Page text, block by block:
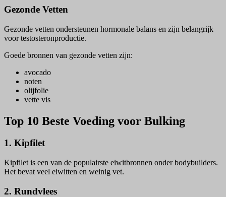
Gezonde Vetten
Gezonde vetten ondersteunen hormonale balans en zijn belangrijk
voor testosteronproductie.
Goede bronnen van gezonde vetten zijn:
avocado
noten
olijfolie
vette vis
Top 10 Beste Voeding voor Bulking
1. Kipfilet
Kipfilet is een van de populairste eiwitbronnen onder bodybuilders.
Het bevat veel eiwitten en weinig vet.
2. Rundvlees